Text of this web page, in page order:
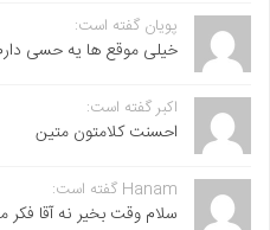
پویان گفته است:
خیلی موقع ها یه حسی
اکبر گفته است:
احسنت ‌کلامتون متین
Hanam گفته است:
سلام وقت بخیر نه آقا